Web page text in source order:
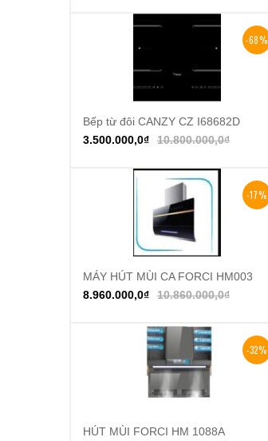
-68%
Thêm vào giỏ hàng
Bếp từ đôi CANZY CZ I68682D
10.800.000,0₫
3.500.000,0₫
-17%
Thêm vào giỏ hàng
MÁY HÚT MÙI CA FORCI HM003
10.860.000,0₫
8.960.000,0₫
-32%
Thêm vào giỏ hàng
HÚT MÙI FORCI HM 1088A